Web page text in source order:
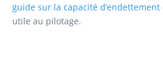
guide sur la capacité d’endettement
utile au pilotage.